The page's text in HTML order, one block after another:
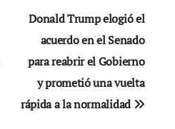
Donald Trump elogió el
acuerdo en el Senado
para reabrir el Gobierno
y prometió una vuelta
rápida a la normalidad